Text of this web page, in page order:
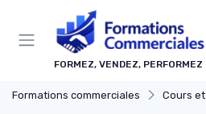
FORMEZ, VENDEZ,
Formations commerciales Cours
Panneau de gestion des cookies